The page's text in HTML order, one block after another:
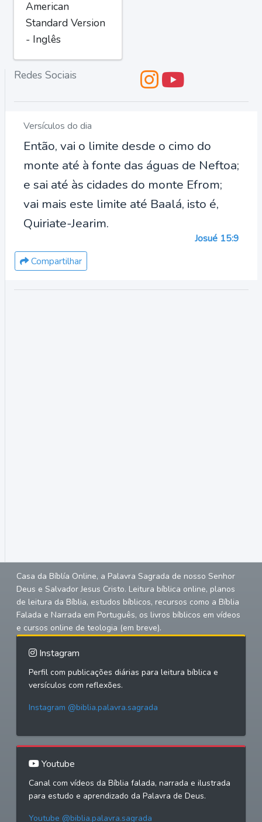
American
Standard Version
- Inglês
Redes Sociais
Versículos do dia
Então, vai o limite desde o cimo do
monte até à fonte das águas de Neftoa;
e sai até às cidades do monte Efrom;
vai mais este limite até Baalá, isto é,
Quiriate-Jearim.
Josué 15:9
Compartilhar
Casa da Bíblía Online, a Palavra Sagrada de nosso Senhor
Deus e Salvador Jesus Cristo. Leitura bíblica online, planos
de leitura da Bíblia, estudos bíblicos, recursos como a Bíblia
Falada e Narrada em Português, os livros bíblicos em vídeos
e cursos online de teologia (em breve).
Instagram
Perfil com publicações diárias para leitura bíblica e
versículos com reflexões.
Instagram @biblia.palavra.sagrada
Youtube
Canal com vídeos da Bíblia falada, narrada e ilustrada
para estudo e aprendizado da Palavra de Deus.
Youtube @biblia.palavra.sagrada